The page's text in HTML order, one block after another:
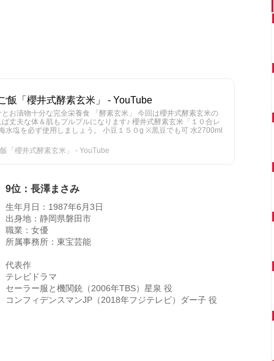
飯「櫻井式酵素玄米」 - YouTube
お漬物十分な完全栄養食 「酵素玄米」 今回は櫻井式酵素玄米の
丈夫な体＆肌もプルプルになります♪ 櫻井式酵素玄米「１０合レ
塩を必ず使用しましょう。 小豆１５０g ※黒豆でも可 水2700ml
「櫻井式酵素玄米」 - YouTube
9位：長澤まさみ
生年月日：1987年6月3日
出身地：静岡県磐田市
職業：女優
所属事務所：東宝芸能
代表作
テレビドラマ
セーラー服と機関銃（2006年TBS）星泉 役
コンフィデンスマンJP（2018年フジテレビ）ダー子 役